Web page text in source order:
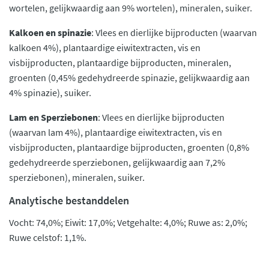
wortelen, gelijkwaardig aan 9% wortelen), mineralen, suiker.
Kalkoen en spinazie: Vlees en dierlijke bijproducten (waarvan
kalkoen 4%), plantaardige eiwitextracten, vis en
visbijproducten, plantaardige bijproducten, mineralen,
groenten (0,45% gedehydreerde spinazie, gelijkwaardig aan
4% spinazie), suiker.
Lam en Sperziebonen: Vlees en dierlijke bijproducten
(waarvan lam 4%), plantaardige eiwitextracten, vis en
visbijproducten, plantaardige bijproducten, groenten (0,8%
gedehydreerde sperziebonen, gelijkwaardig aan 7,2%
sperziebonen), mineralen, suiker.
Analytische bestanddelen
Vocht: 74,0%; Eiwit: 17,0%; Vetgehalte: 4,0%; Ruwe as: 2,0%;
Ruwe celstof: 1,1%.